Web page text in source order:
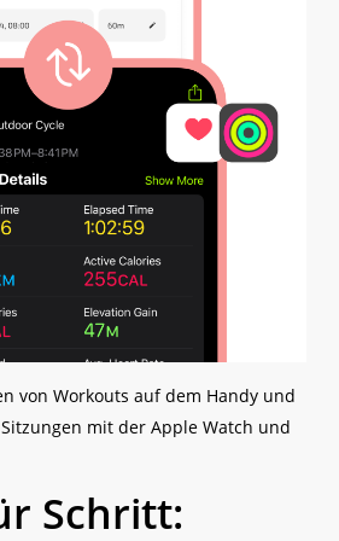
von Workouts auf dem Handy und
mit der Apple Watch und
Schritt: